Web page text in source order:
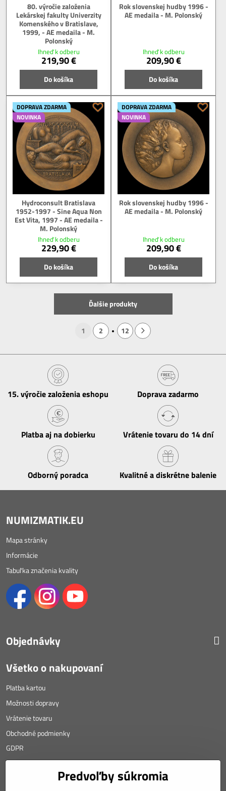
80. výročie založenia
Lekárskej fakulty Univerzity
Komenského v Bratislave,
1999, - AE medaila - M.
Polonský
Ihneď k odberu
219,90 €
Do košíka
Rok slovenskej hudby 1996 -
AE medaila - M. Polonský
Ihneď k odberu
209,90 €
Do košíka
DOPRAVA ZDARMA
NOVINKA
Hydroconsult Bratislava
1952-1997 - Sine Aqua Non
Est Vita, 1997 - AE medaila -
M. Polonský
Ihneď k odberu
229,90 €
Do košíka
DOPRAVA ZDARMA
NOVINKA
Rok slovenskej hudby 1996 -
AE medaila - M. Polonský
Ihneď k odberu
209,90 €
Do košíka
Ďalšie produkty
1 2 12
15​. výročie založenia eshopu Doprava zadarmo
Platba aj na dobierku Vrátenie tovaru do 14 dní
Odborný poradca Kvalitné a diskrétne balenie
NUMIZMATIK.EU
Mapa stránky
Informácie
Tabuľka značenia kvality
Objednávky
Všetko o nakupovaní
Platba kartou
Možnosti dopravy
Vrátenie tovaru
Obchodné podmienky
GDPR
Predvoľby súkromia